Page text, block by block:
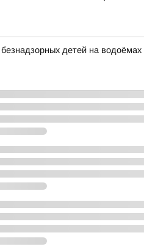
детей на водоёмах